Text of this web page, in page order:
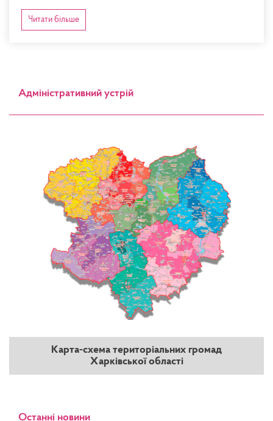
Читати більше
Адміністративний устрій
Карта-схема територіальних громад
Харківської області
Останні новини